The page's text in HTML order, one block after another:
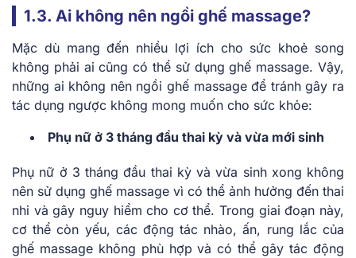
1.3. Ai không nên ngồi ghế massage?
Mặc dù mang đến nhiều lợi ích cho sức khoẻ song
không phải ai cũng có thể sử dụng ghế massage. Vậy,
những ai không nên ngồi ghế massage để tránh gây ra
tác dụng ngược không mong muốn cho sức khỏe:
Phụ nữ ở 3 tháng đầu thai kỳ và vừa mới sinh
Phụ nữ ở 3 tháng đầu thai kỳ và vừa sinh xong không
nên sử dụng ghế massage vì có thể ảnh hưởng đến thai
nhi và gây nguy hiểm cho cơ thể. Trong giai đoạn này,
cơ thể còn yếu, các động tác nhào, ấn, rung lắc của
ghế massage không phù hợp và có thể gây tác động